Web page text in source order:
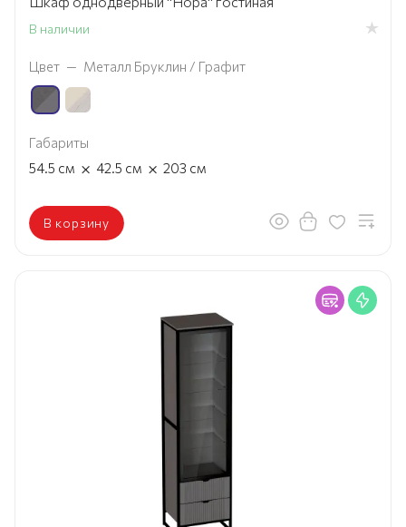
В наличии
Цвет — Металл Бруклин / Графит
Габариты
54.5 см × 42.5 см × 203 см
В корзину